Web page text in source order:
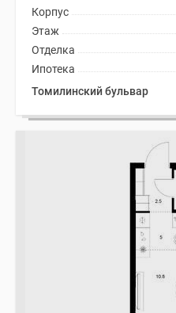
Корпус
Этаж
Отделка
Ипотека
Томилинский бульвар